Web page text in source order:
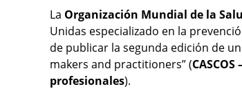
La Organización Mundial de la
Unidas especializado en la
de publicar la segunda edición de
makers and practitioners” (
profesionales).